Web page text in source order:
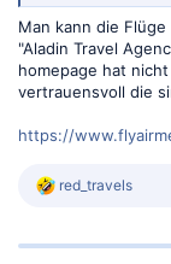
Man kann die
"Aladin Travel
homepage hat
vertrauensvoll die
https://
R
k
red_travels